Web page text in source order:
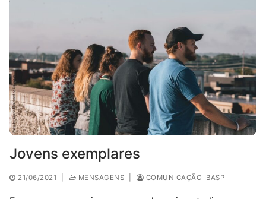
Jovens exemplares
21/06/2021 MENSAGENS COMUNICAÇÃO IBASP